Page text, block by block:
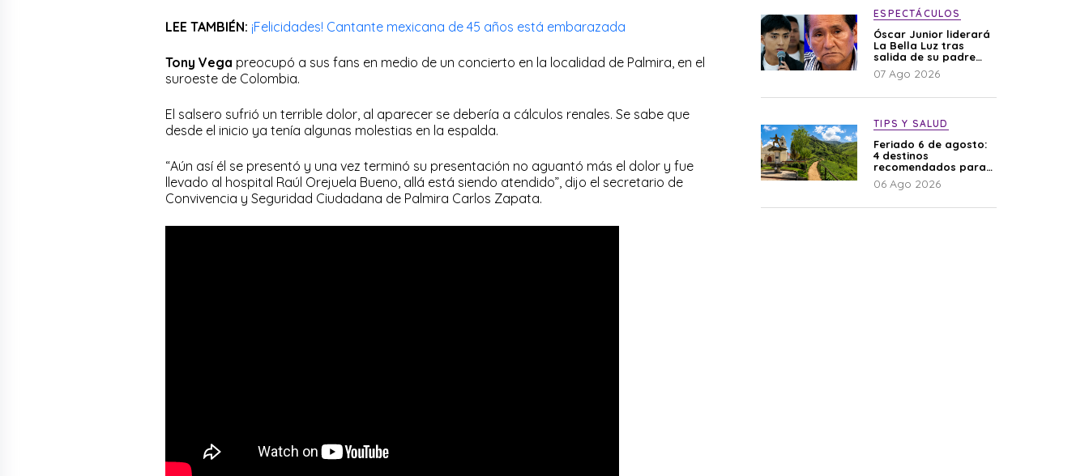
LEE TAMBIÉN: ¡Felicidades! Cantante mexicana de 45 años está embarazada
Tony Vega preocupó a sus fans en medio de un concierto en la localidad de Palmira, en el
suroeste de Colombia.
El salsero sufrió un terrible dolor, al aparecer se debería a cálculos renales. Se sabe que
desde el inicio ya tenía algunas molestias en la espalda.
“Aún así él se presentó y una vez terminó su presentación no aguantó más el dolor y fue
llevado al hospital Raúl Orejuela Bueno, allá está siendo atendido”, dijo el secretario de
Convivencia y Seguridad Ciudadana de Palmira Carlos Zapata.
ESPECTÁCULOS
Óscar Junior liderará
La Bella Luz tras
salida de su padre
por polémica con
Naldy Saldaña
07 Ago 2026
TIPS Y SALUD
Feriado 6 de agosto:
4 destinos
recomendados para
disfrutar el descanso
06 Ago 2026